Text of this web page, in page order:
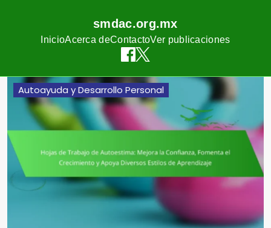
smdac.org.mx
InicioAcerca deContactoVer publicaciones
Skip
content
Autoayuda y Desarrollo Personal